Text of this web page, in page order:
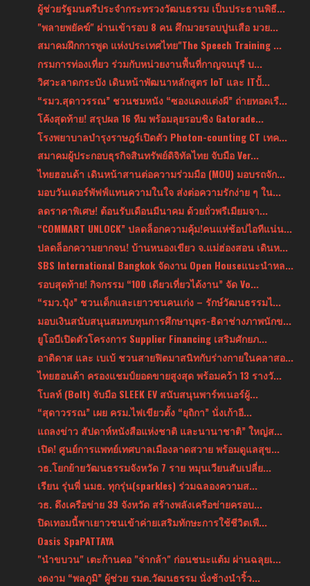
ผู้ช่วยรัฐมนตรีประจำกระทรวงวัฒนธรรม เป็นประธานพิธี...
"พลายพยัคฆ์" ผ่านเข้ารอบ 8 คน ศึกมวยรอบปูนเสือ มวย...
สมาคมฝึกการพูด แห่งประเทศไทย"The Speech Training ...
กรมการท่องเที่ยว ร่วมกับหน่วยงานพื้นที่กาญจนบุรี บ...
วิศวะลาดกระบัง เดินหน้าพัฒนาหลักสูตร IoT และ ITปั้...
“รมว.สุดาวรรณ” ชวนชมหนัง “ซองแดงแต่งผี” ถ่ายทอดเรื...
โค้งสุดท้าย! สรุปผล 16 ทีม พร้อมลุยรอบชิง Gatorade...
โรงพยาบาลบำรุงราษฎร์เปิดตัว Photon-counting CT เทค...
สมาคมผู้ประกอบธุรกิจสินทรัพย์ดิจิทัลไทย จับมือ Ver...
ไทยฮอนด้า เดินหน้าสานต่อความร่วมมือ (MOU) มอบรถจัก...
มอบวันเดอร์พัฟฟ์แทนความในใจ ส่งต่อความรักง่าย ๆ ใน...
ลดราคาพิเศษ! ต้อนรับเดือนมีนาคม ด้วยถั่วพรีเมียมจา...
“COMMART UNLOCK” ปลดล็อกความคุ้ม!คนแห่ช้อปไอทีแน่น...
ปลดล็อกความยากจน! บ้านหนองเขียว จ.แม่ฮ่องสอน เดินห...
SBS International Bangkok จัดงาน Open Houseแนะนำหล...
รอบสุดท้าย! กิจกรรม “100 เดียวเที่ยวได้งาน” จัด Vo...
“รมว.ปุ๋ง” ชวนเด็กและเยาวชนคนเก่ง – รักษ์วัฒนธรรมไ...
มอบเงินสนับสนุนสมทบทุนการศึกษาบุตร-ธิดาช่างภาพนักข...
ยูโอบีเปิดตัวโครงการ Supplier Financing เสริมศักยภ...
อาดิดาส และ เบเบ้ ชวนสายฟิตมาสนิทกับร่างกายในคลาสอ...
ไทยฮอนด้า ครองแชมป์ยอดขายสูงสุด พร้อมคว้า 13 รางวั...
โบลท์ (Bolt) จับมือ SLEEK EV สนับสนุนพาร์ทเนอร์ผู้...
“สุดาวรรณ” เผย ครม.ไฟเขียวตั้ง “ยุถิกา” นั่งเก้าอี...
แถลงข่าว สัปดาห์หนังสือแห่งชาติ และนานาชาติ” ใหญ่ส...
เปิด! ศูนย์การแพทย์เทศบาลเมืองลาดสวาย พร้อมดูแลสุข...
วธ.โยกย้ายวัฒนธรรมจังหวัด 7 ราย หมุนเวียนสับเปลี่ย...
เรียน รุ่นพี่ นมธ. ทุกรุ่น(sparkles) ร่วมฉลองความส...
วธ. ดึงเครือข่าย 39 จังหวัด สร้างพลังเครือข่ายครอบ...
ปิดเทอมนี้พาเยาวชนเข้าค่ายเสริมทักษะการใช้ชีวิตเพื...
Oasis SpaPATTAYA
"นำขบวน" เตะก้านคอ "จ่ากล้า" ก่อนชนะแต้ม ผ่านฉลุยเ...
งดงาม “พลภูมิ” ผู้ช่วย รมต.วัฒนธรรม นั่งช้างนำริ้ว...